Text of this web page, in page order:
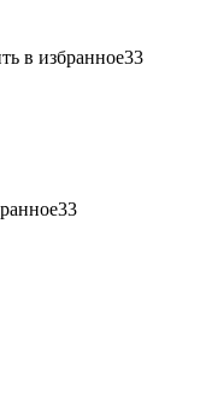
в избранное33